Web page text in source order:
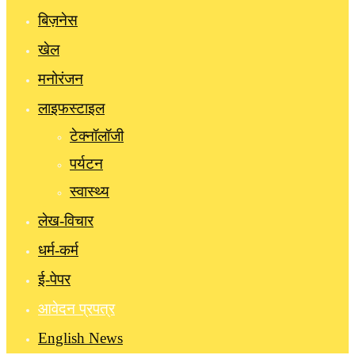
बिज़नेस
खेल
मनोरंजन
लाइफस्टाइल
टेक्नॉलॉजी
पर्यटन
स्वास्थ्य
लेख-विचार
धर्म-कर्म
ई-पेपर
आवेदन प्रपत्र
English News